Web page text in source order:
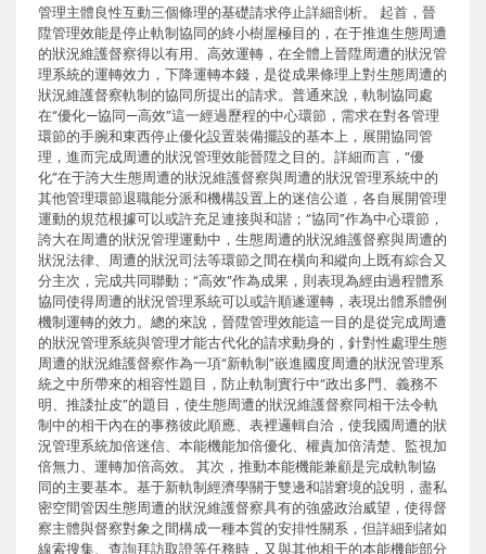
管理主體良性互動三個條理的基礎請求停止詳細剖析。 起首，晉
陞管理效能是停止軌制協同的終小樹屋極目的，在于推進生態周遭
的狀況維護督察得以有用、高效運轉，在全體上晉陞周遭的狀況管
理系統的運轉效力，下降運轉本錢，是從成果條理上對生態周遭的
狀況維護督察軌制的協同所提出的請求。普通來說，軌制協同處
在“優化—協同—高效”這一經過歷程的中心環節，需求在對各管理
環節的手腕和東西停止優化設置裝備擺設的基本上，展開協同管
理，進而完成周遭的狀況管理效能晉陞之目的。詳細而言，“優
化”在于誇大生態周遭的狀況維護督察與周遭的狀況管理系統中的
其他管理環節退職能分派和機構設置上的迷信公道，各自展開管理
運動的規范根據可以或許充足連接與和諧；“協同”作為中心環節，
誇大在周遭的狀況管理運動中，生態周遭的狀況維護督察與周遭的
狀況法律、周遭的狀況司法等環節之間在橫向和縱向上既有綜合又
分主次，完成共同聯動；“高效”作為成果，則表現為經由過程體系
協同使得周遭的狀況管理系統可以或許順遂運轉，表現出體系體例
機制運轉的效力。總的來說，晉陞管理效能這一目的是從完成周遭
的狀況管理系統與管理才能古代化的請求動身的，針對性處理生態
周遭的狀況維護督察作為一項“新軌制”嵌進國度周遭的狀況管理系
統之中所帶來的相容性題目，防止軌制實行中“政出多門、義務不
明、推諉扯皮”的題目，使生態周遭的狀況維護督察同相干法令軌
制中的相干內在的事務彼此順應、表裡邏輯自洽，使我國周遭的狀
況管理系統加倍迷信、本能機能加倍優化、權責加倍清楚、監視加
倍無力、運轉加倍高效。 其次，推動本能機能兼顧是完成軌制協
同的主要基本。基于新軌制經濟學關于雙邊和諧窘境的說明，盡私
密空間管因生態周遭的狀況維護督察具有的強盛政治威望，使得督
察主體與督察對象之間構成一種本質的安排性關系，但詳細到諸如
線索搜集、查詢拜訪取證等任務時，又與其他相干的本能機能部分